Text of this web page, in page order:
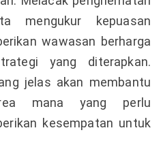
mengukur kepuasan
wawasan berharga
yang diterapkan.
jelas akan membantu
mana yang perlu
kesempatan untuk